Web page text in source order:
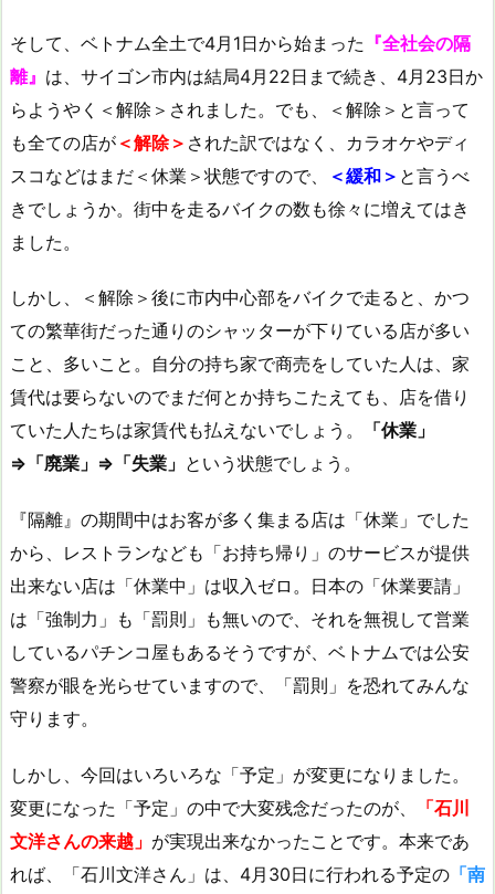
そして、ベトナム全土で4月1日から始まった 『全社会の隔
離』 は、サイゴン市内は結局4月22日まで続き、4月23日か
らようやく＜解除＞されました。でも、＜解除＞と言って
も全ての店が ＜解除＞ された訳ではなく、カラオケやディ
スコなどはまだ＜休業＞状態ですので、
＜緩和＞ と言うべ
きでしょうか。街中を走るバイクの数も徐々に増えてはき
ました。
しかし、＜解除＞後に市内中心部をバイクで走ると、かつ
ての繁華街だった通りのシャッターが下りている店が多い
こと、多いこと。自分の持ち家で商売をしていた人は、家
賃代は要らないのでまだ何とか持ちこたえても、店を借り
ていた人たちは家賃代も払えないでしょう。
「休業」
⇒「廃業」⇒「失業」 という状態でしょう。
『隔離』の期間中はお客が多く集まる店は「休業」でした
から、レストランなども「お持ち帰り」のサービスが提供
出来ない店は「休業中」は収入ゼロ。日本の「休業要請」
は「強制力」も「罰則」も無いので、それを無視して営業
しているパチンコ屋もあるそうですが、ベトナムでは公安
警察が眼を光らせていますので、「罰則」を恐れてみんな
守ります。
しかし、今回はいろいろな「予定」が変更になりました。
変更になった「予定」の中で大変残念だったのが、
「石川
文洋さんの来越」 が実現出来なかったことです。本来であ
れば、「石川文洋さん」は、4月30日に行われる予定の 「南